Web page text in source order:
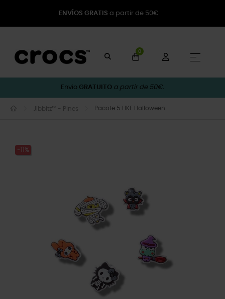
ENVÍOS GRATIS a partir de 50€
0
☰
Envio GRATUITO a partir de 50€.
Jibbitz™ - Pines Pacote 5 HKF Halloween
-11%